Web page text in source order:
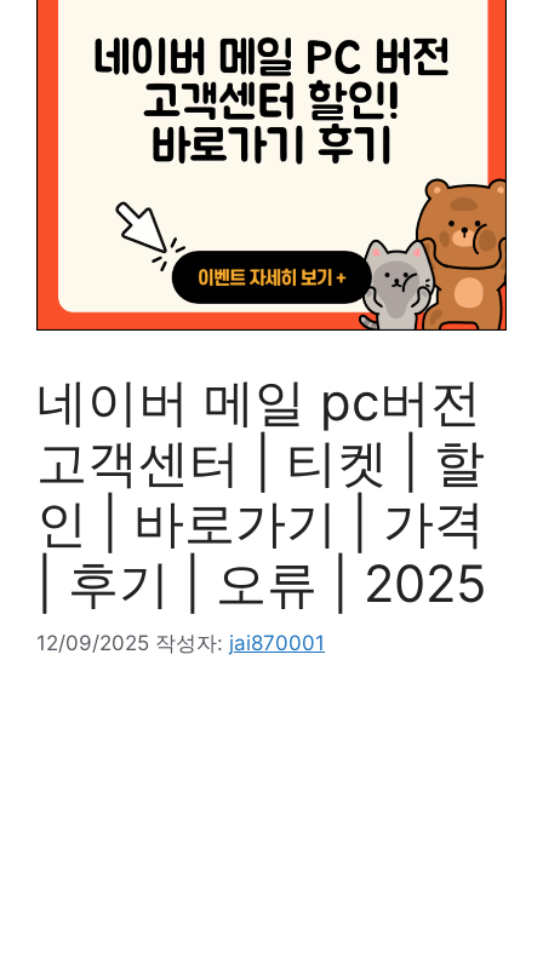
네이버 메일 pc버전
고객센터 | 티켓 | 할
인 | 바로가기 | 가격
| 후기 | 오류 | 2025
12/09/2025 작성자: jai870001